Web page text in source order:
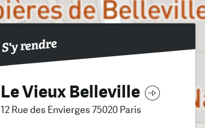
S'y rendre
Le Vieux Belleville
12 Rue des Envierges 75020 Paris